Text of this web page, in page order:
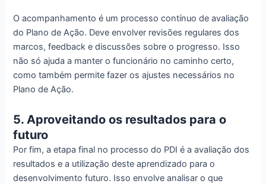
O acompanhamento é um processo contínuo de avaliação
do Plano de Ação. Deve envolver revisões regulares dos
marcos, feedback e discussões sobre o progresso. Isso
não só ajuda a manter o funcionário no caminho certo,
como também permite fazer os ajustes necessários no
Plano de Ação.
5. Aproveitando os resultados para o
futuro
Por fim, a etapa final no processo do PDI é a avaliação dos
resultados e a utilização deste aprendizado para o
desenvolvimento futuro. Isso envolve analisar o que